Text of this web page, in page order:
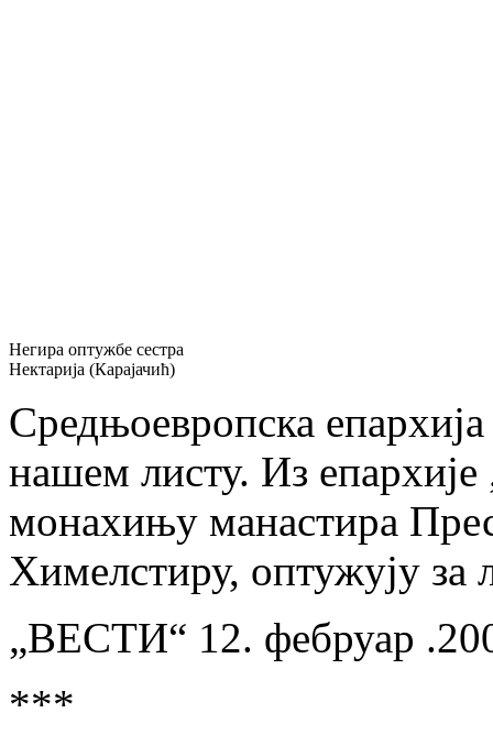
Негира оптужбе сестра
Нектарија (Карајачић)
Средњоевропска
нашем листу. Из
монахињу манастира
Химелстиру, оптужују за
„ВЕСТИ“ 12. фебруар
***